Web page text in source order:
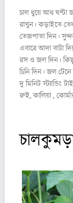
চাল ধুয়ে আধ ঘণ্টা
রাখুন। কড়াইতে
তেজপাতা দিন।
এবারে আদা বাটা
রস ও জল দিন।
চিনি দিন। জল
দু মিনিট
রুই, কালিয়া ,